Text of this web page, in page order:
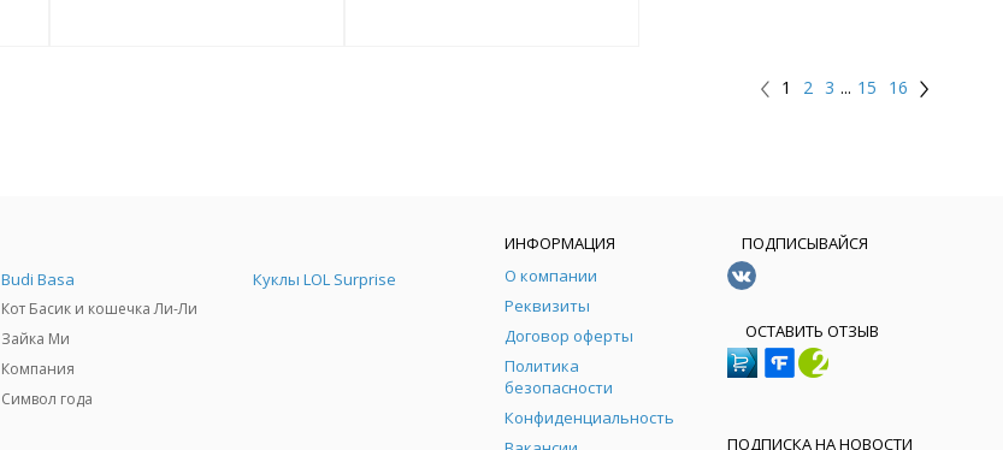
1 2 3 ... 15 16
Budi Basa
Кот Басик и кошечка Ли-Ли
Зайка Ми
Компания
Символ года
Куклы LOL Surprise
ИНФОРМАЦИЯ
О компании
Реквизиты
Договор оферты
Политика
безопасности
Конфиденциальность
ПОДПИСЫВАЙСЯ
ОСТАВИТЬ ОТЗЫВ
ПОДПИСКА НА НОВОСТИ